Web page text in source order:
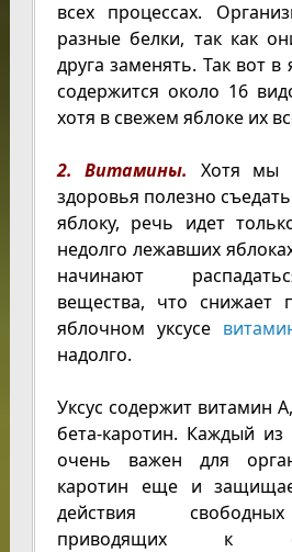
всех процессах.
разные белки, так как
друга заменять. Так вот в
содержится около 16
хотя в свежем яблоке их
2. Витамины.
Хотя мы
здоровья полезно
яблоку, речь идет
недолго лежавших
начинают
вещества, что снижает
яблочном уксусе
надолго.
Уксус содержит витамин
бета-каротин. Каждый
очень важен для
каротин еще и
действия
приводящих к